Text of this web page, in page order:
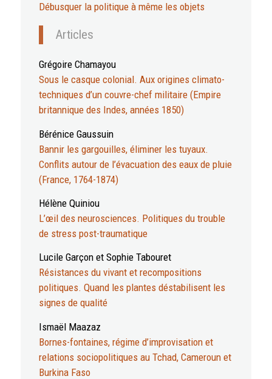
Débusquer la politique à même les objets
Articles
Grégoire Chamayou
Sous le casque colonial. Aux origines climato-
techniques d’un couvre-chef militaire (Empire
britannique des Indes, années 1850)
Bérénice Gaussuin
Bannir les gargouilles, éliminer les tuyaux.
Conflits autour de l’évacuation des eaux de pluie
(France, 1764-1874)
Hélène Quiniou
L’œil des neurosciences. Politiques du trouble
de stress post-traumatique
Lucile Garçon et Sophie Tabouret
Résistances du vivant et recompositions
politiques. Quand les plantes déstabilisent les
signes de qualité
Ismaël Maazaz
Bornes-fontaines, régime d’improvisation et
relations sociopolitiques au Tchad, Cameroun et
Burkina Faso